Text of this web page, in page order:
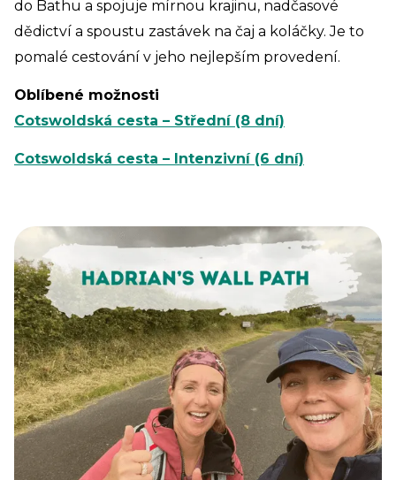
do Bathu a spojuje mírnou krajinu, nadčasové
dědictví a spoustu zastávek na čaj a koláčky. Je to
pomalé cestování v jeho nejlepším provedení.
Oblíbené možnosti
Cotswoldská cesta – Střední (8 dní)
Cotswoldská cesta – Intenzivní (6 dní)